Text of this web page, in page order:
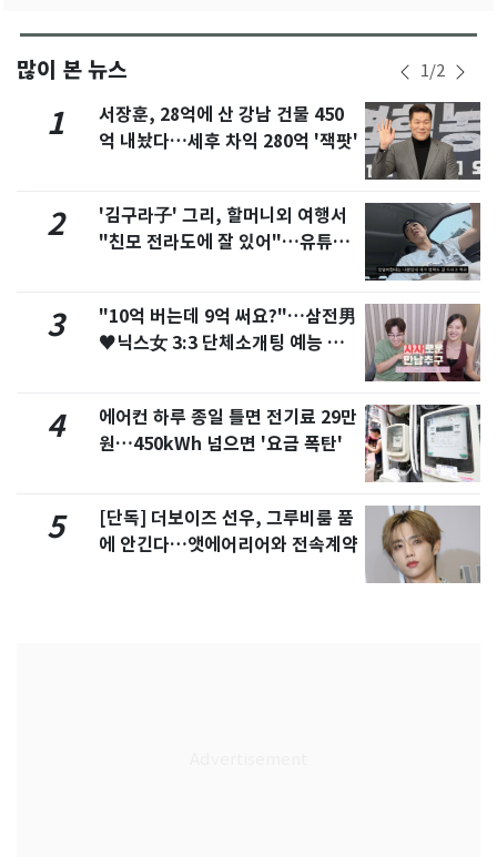
많이 본 뉴스 1/2
1
서장훈, 28억에 산 강남 건물 450
억 내놨다…세후 차익 280억 '잭팟'
2
'김구라子' 그리, 할머니외 여행서
"친모 전라도에 잘 있어"…유튜브
3
"10억 버는데 9억 써요?"…삼전男
♥닉스女 3:3 단체소개팅 예능 화
4
에어컨 하루 종일 틀면 전기료 29만
원…450kWh 넘으면 '요금 폭탄'
5
[단독] 더보이즈 선우, 그루비룸 품
에 안긴다…앳에어리어와 전속계약